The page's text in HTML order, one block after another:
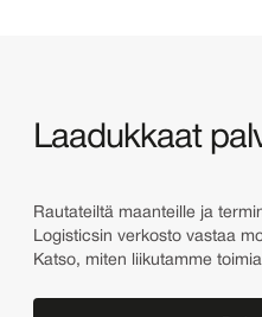
Laadukkaat
Rautateiltä maanteille ja
Logisticsin verkosto vastaa
Katso, miten liikutamme